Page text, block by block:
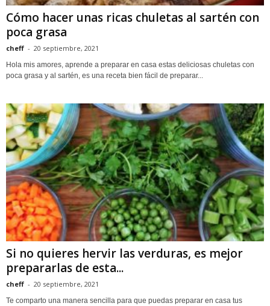
Cómo hacer unas ricas chuletas al sartén con
poca grasa
cheff - 20 septiembre, 2021
Hola mis amores, aprende a preparar en casa estas deliciosas chuletas con
poca grasa y al sartén, es una receta bien fácil de preparar...
Si no quieres hervir las verduras, es mejor
prepararlas de esta...
cheff - 20 septiembre, 2021
Te comparto una manera sencilla para que puedas preparar en casa tus